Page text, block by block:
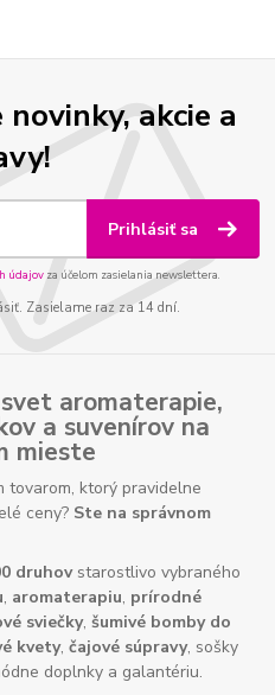
akcie a
Prihlásiť sa
údajov za účelom zasielania newslettera.
Zasielame raz za 14 dní.
aromaterapie,
a suvenírov na
mieste
tovarom, ktorý pravidelne
ceny? Ste na správnom
druhovstarostlivo vybraného
, aromaterapiu, prírodné
sviečky,šumivé bomby do
kvety,čajové súpravy, sošky
doplnky a galantériu.